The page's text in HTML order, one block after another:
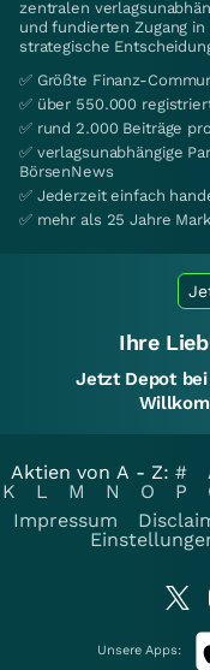
zentralen
und fundierten Zugang
strategische
✅ Größte Finanz-
✅ über 550.000
✅ rund 2.000 Beiträge
✅ verlagsunabhängige
BörsenNews
✅ Jederzeit einfach
✅ mehr als 25 Jahre
Ihre
Jetzt Depot bei
Aktien von A - Z: #
K
L M N O P
Impressum
Unsere Apps: